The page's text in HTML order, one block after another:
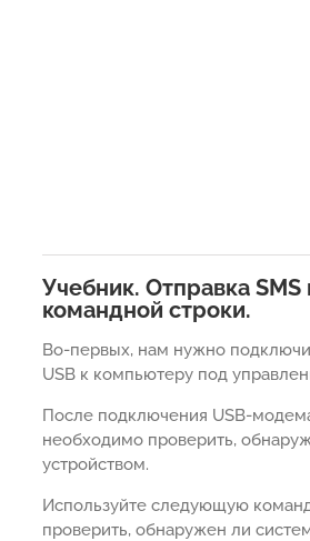
Учебник. Отправка SMS
командной строки.
Во-первых, нам нужно
USB к компьютеру под
После подключения USB-
необходимо проверить,
устройством.
Используйте следующую
проверить, обнаружен ли